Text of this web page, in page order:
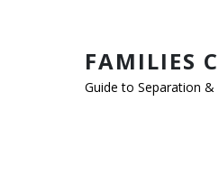
FAMILIES
Guide to Separation &